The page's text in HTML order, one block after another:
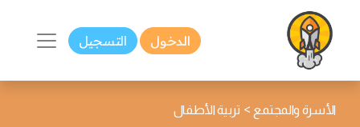
الدخول التسجيل
الأسرة والمجتمع > تربية الأطفال